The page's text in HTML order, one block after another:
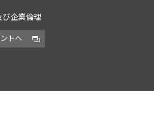
び企業倫理
トへ